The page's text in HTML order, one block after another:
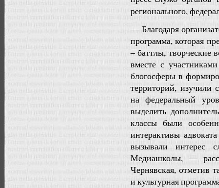
регионального,
— Благодаря
программа, которая
– баттлы, творческие
вместе с
блогосферы в
территорий, изучили
на федеральный
выделить
классы были
интерактивы
вызывали интерес
Медиашколы, —
Чернявская, отметив
и культурная